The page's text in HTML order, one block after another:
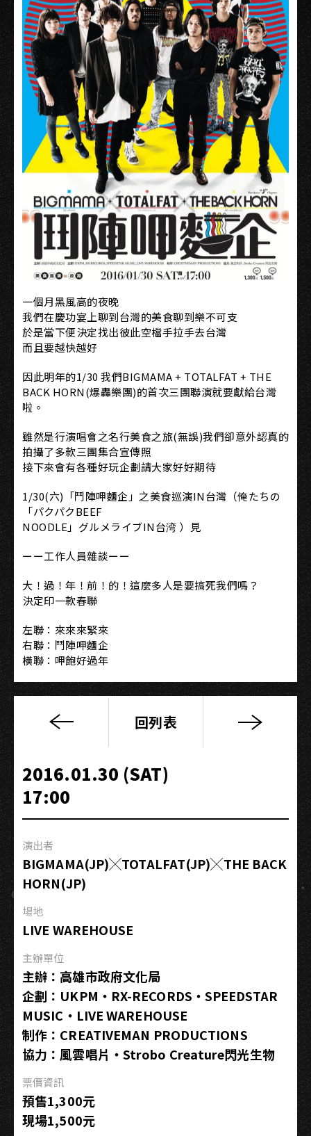
一個月黑風高的夜晚
我們在慶功宴上聊到台灣的美食聊到樂不可支
於是當下便決定找出彼此空檔手拉手去台灣
而且要越快越好
因此明年的1/30 我們BIGMAMA + TOTALFAT + THE
BACK HORN(爆轟樂團)的首次三團聯演就要獻給台灣
啦。
雖然是行演唱會之名行美食之旅(無誤)我們卻意外認真的
拍攝了多款三團集合宣傳照
接下來會有各種好玩企劃請大家好好期待
1/30(六)「鬥陣呷麵企」之美食巡演IN台灣（俺たちの
「パクパクBEEF
NOODLE」グルメライブIN台湾 ）見
ーー工作人員雜談ーー
大！過！年！前！的！這麼多人是要搞死我們嗎？
決定印一款春聯
左聯：來來來緊來
右聯：鬥陣呷麵企
橫聯：呷飽好過年
The
Tac╳
老
貓
偵
回列表
2016.01.30 (SAT)
17:00
演出者
BIGMAMA(JP)╳TOTALFAT(JP)╳THE BACK
HORN(JP)
場地
LIVE WAREHOUSE
主辦單位
主辦：高雄市政府文化局
企劃：UKPM・RX-RECORDS・SPEEDSTAR
MUSIC・LIVE WAREHOUSE
制作：CREATIVEMAN PRODUCTIONS
協力：風雲唱片・Strobo Creature閃光生物
票價資訊
預售1,300元
現場1,500元